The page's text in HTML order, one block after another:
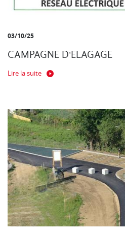
03/10/25
CAMPAGNE D'ELAGAGE
Lire la suite